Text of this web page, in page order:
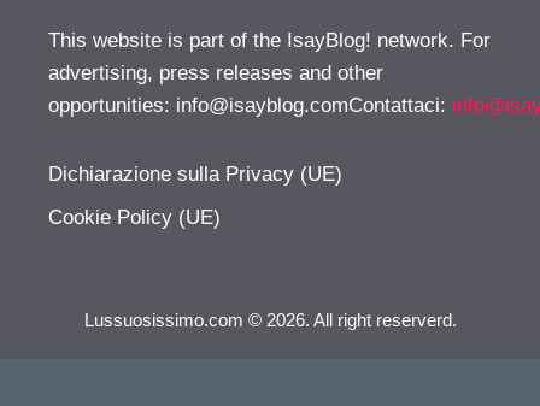
This website is part of the IsayBlog! network. For
advertising, press releases and other
opportunities: info@isayblog.comContattaci:
Dichiarazione sulla Privacy (UE)
Cookie Policy (UE)
Lussuosissimo.com © 2026. All right reserverd.